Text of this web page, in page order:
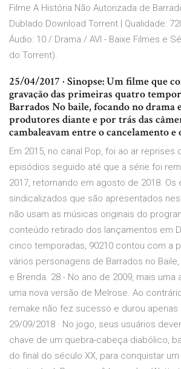
Filme A História Não Autorizada de
Dublado Download Torrent | Qualidade:
Áudio: 10 / Drama / AVI - Baixe Filmes e
do Torrent).
25/04/2017 · Sinopse: Um filme que
gravação das primeiras quatro
Barrados No baile, focando no drama
produtores diante e por trás das
cambaleavam entre o cancelamento e
Em 2015, no canal Pop, foi ao ar reprises
episódios seguido até que a série foi
2017, retornando em agosto de 2018. Os
sindicalizados que são apresentados
não usam as músicas originais do
conteúdo retirado dos lançamentos em
cinco temporadas, 90210 contou com a
vários personagens de Barrados no
e Brenda. 28 - No ano de 2009, mais uma
uma nova versão de Melrose. Ao
remake não fez sucesso e durou apenas
29/09/2018 · No jogo, seus usuários
chave de um quebra-cabeça diabólico,
do final do século XX, para conquistar